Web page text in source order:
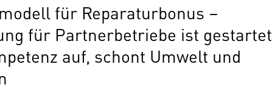
für Reparaturbonus –
für Partnerbetriebe ist gestartet
auf, schont Umwelt und